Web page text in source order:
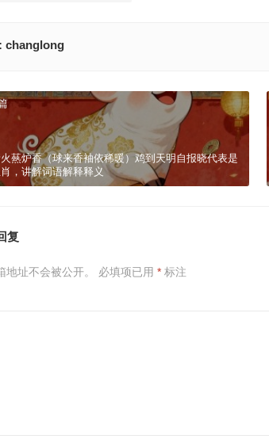
changlong
爇炉香（球来香袖依稀暖）鸡到天明自报晓代表是
，讲解词语解释释义
复
地址不会被公开。 必填项已用 * 标注